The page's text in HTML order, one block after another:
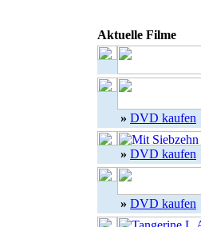
Aktuelle Filme
» DVD kaufen
» DVD kaufen
» DVD kaufen